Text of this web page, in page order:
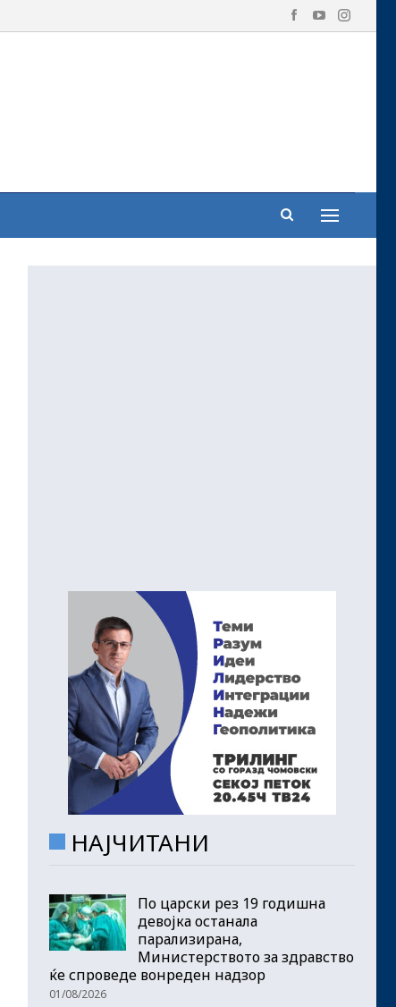
НАЈЧИТАНИ
По царски рез 19 годишна
девојка останала
парализирана,
Министерството за здравство
ќе спроведе вонреден надзор
01/08/2026